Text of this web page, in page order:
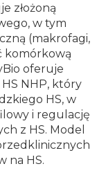
złożoną
w tym
(makrofagi,
komórkową
oferuje
NHP, który
HS, w
i regulację
z HS. Model
na HS.